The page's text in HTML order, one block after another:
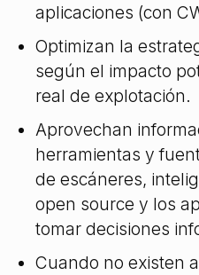
aplicaciones (con
Optimizan la
según el impacto
real de explotación.
Aprovechan
herramientas y
de escáneres,
open source y los
tomar decisiones
Cuando no existen